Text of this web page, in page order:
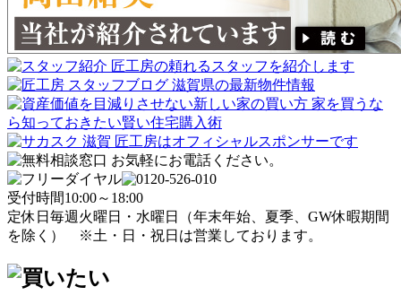
受付時間10:00～18:00
定休日 毎週火曜日・水曜日
（年末年始、夏季、GW休暇期間
を除く）
※土・日・祝日は営業しております。